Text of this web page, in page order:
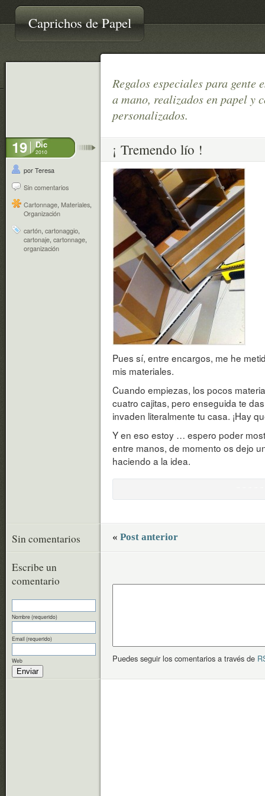
Caprichos de Papel
Regalos especiales para gente
a mano, realizados en papel y
personalizados.
19 Dic
2010
por Teresa
Sin comentarios
Cartonnage, Materiales,
Organización
cartón, cartonaggio,
cartonaje, cartonnage,
organización
¡ Tremendo lío !
Pues sí, entre encargos, me he
mis materiales.
Cuando empiezas, los pocos
cuatro cajitas, pero enseguida te
invaden literalmente tu casa. ¡Hay
Y en eso estoy … espero poder
entre manos, de momento os dejo
haciendo a la idea.
Sin comentarios « Post anterior
Escribe un
comentario
Nombre (requerido)
Email (requerido)
Web Puedes seguir los comentarios a través de